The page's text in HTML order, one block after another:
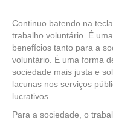
Continuo batendo na
trabalho voluntário. É
benefícios tanto para a
voluntário. É uma forma
sociedade mais justa e
lacunas nos serviços
lucrativos.
Para a sociedade, o